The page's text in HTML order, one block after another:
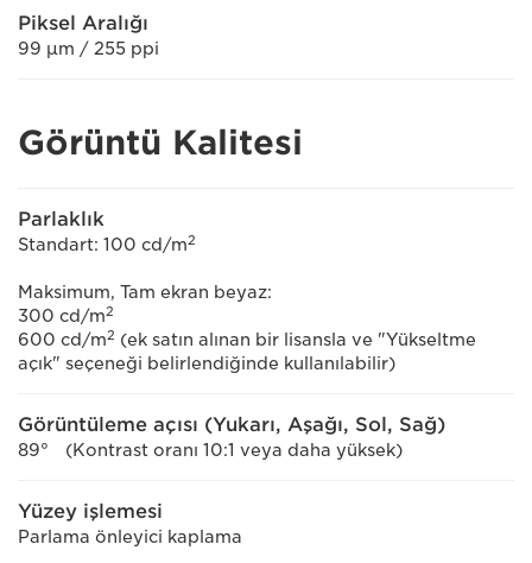
Piksel Aralığı
99 μm / 255 ppi
Görüntü Kalitesi
Parlaklık
Standart: 100 cd/m2
Maksimum, Tam ekran beyaz:
300 cd/m2
600 cd/m2 (ek satın alınan bir lisansla ve "Yükseltme
açık" seçeneği belirlendiğinde kullanılabilir)
Görüntüleme açısı (Yukarı, Aşağı, Sol, Sağ)
89° (Kontrast oranı 10:1 veya daha yüksek)
Yüzey işlemesi
Parlama önleyici kaplama